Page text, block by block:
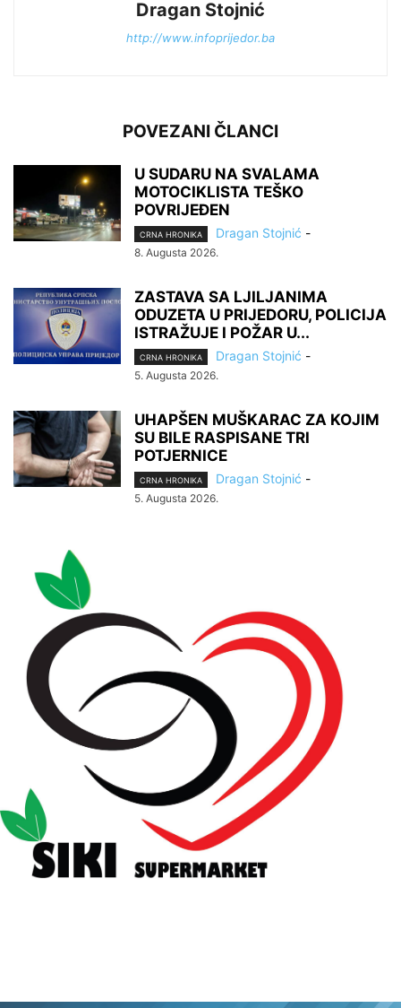
Dragan Stojnić
http://www.infoprijedor.ba
POVEZANI ČLANCI
U SUDARU NA SVALAMA
MOTOCIKLISTA TEŠKO
POVRIJEĐEN
CRNA HRONIKA Dragan Stojnić -
8. Augusta 2026.
ZASTAVA SA LJILJANIMA
ODUZETA U PRIJEDORU, POLICIJA
ISTRAŽUJE I POŽAR U...
CRNA HRONIKA Dragan Stojnić -
5. Augusta 2026.
UHAPŠEN MUŠKARAC ZA KOJIM
SU BILE RASPISANE TRI
POTJERNICE
CRNA HRONIKA Dragan Stojnić -
5. Augusta 2026.